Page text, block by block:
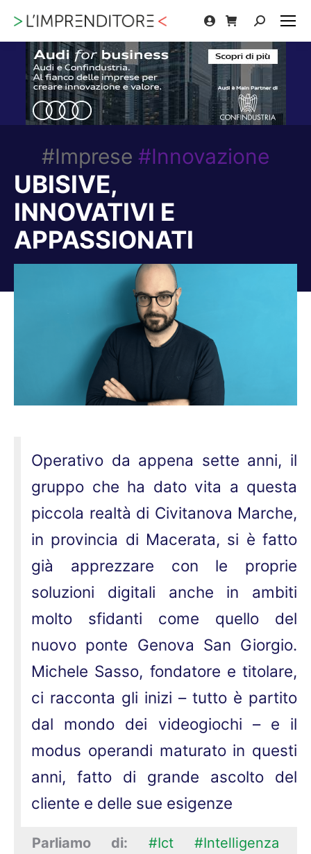
Cerca:
#Imprese #Innovazione
UBISIVE,
INNOVATIVI E
APPASSIONATI
Tu sei qui:
Operativo da appena sette anni, il
gruppo che ha dato vita a questa
piccola realtà di Civitanova Marche,
in provincia di Macerata, si è fatto
già apprezzare con le proprie
soluzioni digitali anche in ambiti
molto sfidanti come quello del
nuovo ponte Genova San Giorgio.
Michele Sasso, fondatore e titolare,
ci racconta gli inizi – tutto è partito
dal mondo dei videogiochi – e il
modus operandi maturato in questi
anni, fatto di grande ascolto del
cliente e delle sue esigenze
Parliamo di: #Ict
#Intelligenza